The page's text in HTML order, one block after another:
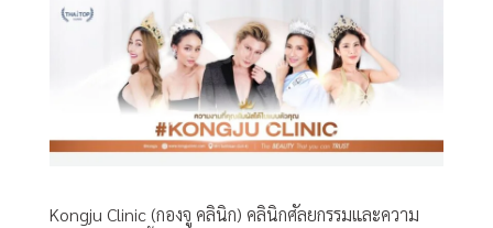
Kongju Clinic (กองจู คลินิก) คลินิกศัลยกรรมและความ